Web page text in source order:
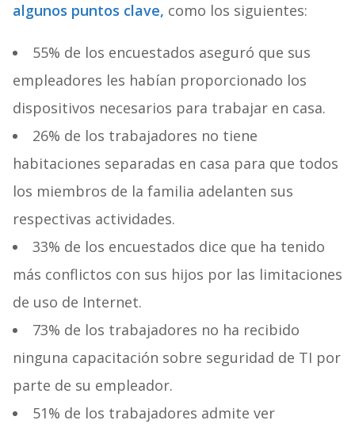
algunos puntos clave, como los siguientes:
55% de los encuestados aseguró que sus
empleadores les habían proporcionado los
dispositivos necesarios para trabajar en casa.
26% de los trabajadores no tiene
habitaciones separadas en casa para que todos
los miembros de la familia adelanten sus
respectivas actividades.
33% de los encuestados dice que ha tenido
más conflictos con sus hijos por las limitaciones
de uso de Internet.
73% de los trabajadores no ha recibido
ninguna capacitación sobre seguridad de TI por
parte de su empleador.
51% de los trabajadores admite ver